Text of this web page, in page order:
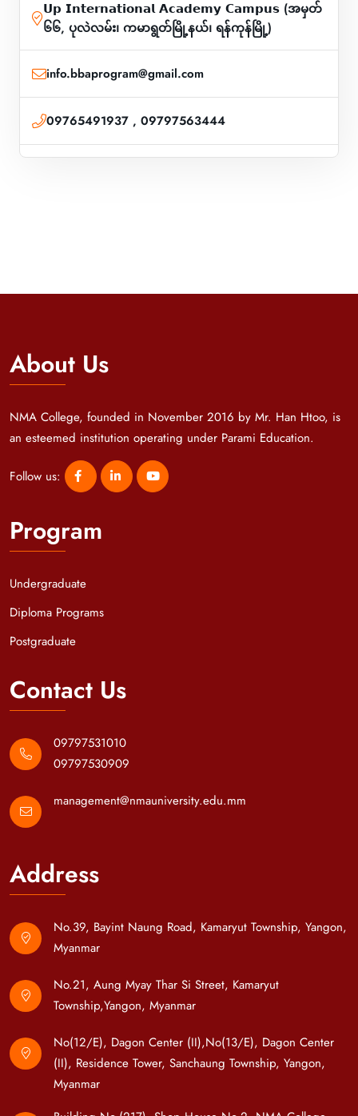
𝗨𝗽 𝗜𝗻𝘁𝗲𝗿𝗻𝗮𝘁𝗶𝗼𝗻𝗮𝗹 𝗔𝗰𝗮𝗱𝗲𝗺𝘆 𝗖𝗮𝗺𝗽𝘂𝘀 (အမှတ်
၆၆, ပုလဲလမ်း၊ ကမာရွတ်မြို့နယ်၊ ရန်ကုန်မြို့)
info.bbaprogram@gmail.com
09765491937 , 09797563444
About Us
NMA College, founded in November 2016 by Mr. Han Htoo, is
an esteemed institution operating under Parami Education.
Follow us:
Program
Undergraduate
Diploma Programs
Postgraduate
Contact Us
09797531010
09797530909
management@nmauniversity.edu.mm
Address
No.39, Bayint Naung Road, Kamaryut Township, Yangon,
Myanmar
No.21, Aung Myay Thar Si Street, Kamaryut
Township,Yangon, Myanmar
No(12/E), Dagon Center (II),No(13/E), Dagon Center
(II), Residence Tower, Sanchaung Township, Yangon,
Myanmar